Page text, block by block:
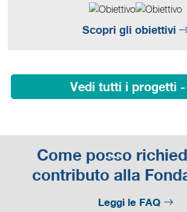
Scopri gli obiettivi
Vedi tutti i progetti
Come posso
contributo alla
Leggi le FAQ